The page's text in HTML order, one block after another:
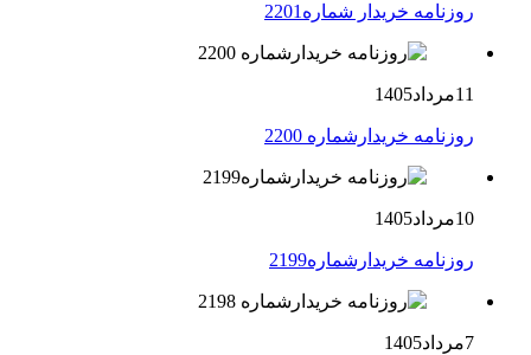
روزنامه خریدار شماره2201
11مرداد1405
روزنامه خریدارشماره 2200
10مرداد1405
روزنامه خریدارشماره2199
7مرداد1405